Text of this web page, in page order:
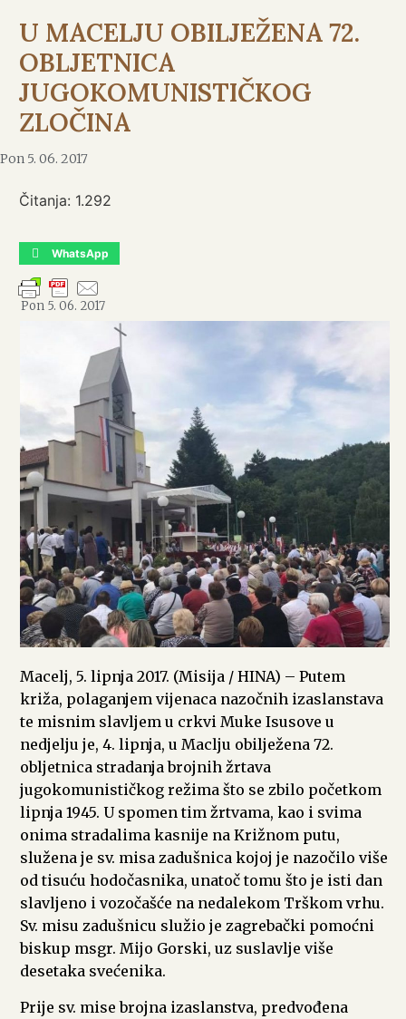
U MACELJU OBILJEŽENA 72.
OBLJETNICA
JUGOKOMUNISTIČKOG
ZLOČINA
Pon 5. 06. 2017
Čitanja: 1.292
WhatsApp
Pon 5. 06. 2017
Macelj, 5. lipnja 2017. (Misija / HINA) – Putem
križa, polaganjem vijenaca nazočnih izaslanstava
te misnim slavljem u crkvi Muke Isusove u
nedjelju je, 4. lipnja, u Maclju obilježena 72.
obljetnica stradanja brojnih žrtava
jugokomunističkog režima što se zbilo početkom
lipnja 1945. U spomen tim žrtvama, kao i svima
onima stradalima kasnije na Križnom putu,
služena je sv. misa zadušnica kojoj je nazočilo više
od tisuću hodočasnika, unatoč tomu što je isti dan
slavljeno i vozočašće na nedalekom Trškom vrhu.
Sv. misu zadušnicu služio je zagrebački pomoćni
biskup msgr. Mijo Gorski, uz suslavlje više
desetaka svećenika.
Prije sv. mise brojna izaslanstva, predvođena